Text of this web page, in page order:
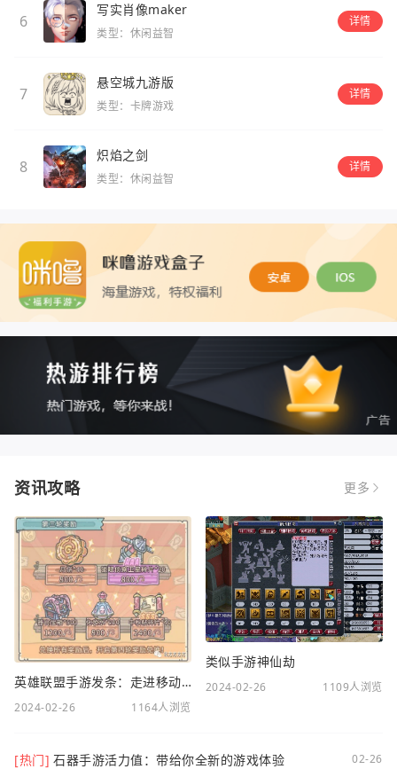
6
写实肖像maker
类型：休闲益智
详情
7
悬空城九游版
类型：卡牌游戏
详情
8
炽焰之剑
类型：休闲益智
详情
资讯攻略 更多
英雄联盟手游发条：走进移动电竞新时代
2024-02-26 1164人浏览
类似手游神仙劫
2024-02-26 1109人浏览
[热门] 石器手游活力值：带给你全新的游戏体验 02-26